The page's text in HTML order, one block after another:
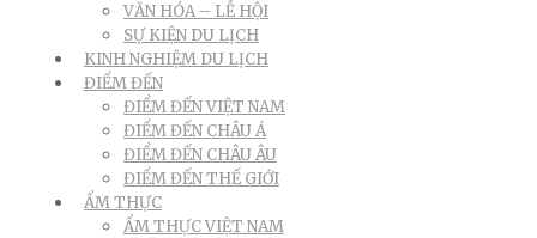
VĂN HÓA – LỄ HỘI
SỰ KIỆN DU LỊCH
KINH NGHIỆM DU LỊCH
ĐIỂM ĐẾN
ĐIỂM ĐẾN VIỆT NAM
ĐIỂM ĐẾN CHÂU Á
ĐIỂM ĐẾN CHÂU ÂU
ĐIỂM ĐẾN THẾ GIỚI
ẨM THỰC
ẨM THỰC VIỆT NAM